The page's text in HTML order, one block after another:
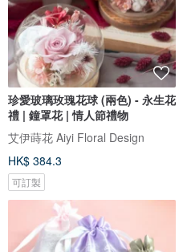
珍愛玻璃玫瑰花球 (兩色) - 永生花
禮 | 鐘罩花 | 情人節禮物
艾伊蒔花 Aiyi Floral Design
HK$ 384.3
可訂製